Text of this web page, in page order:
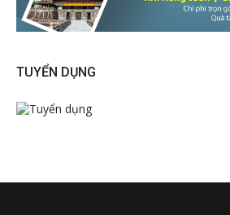
TUYỂN DỤNG